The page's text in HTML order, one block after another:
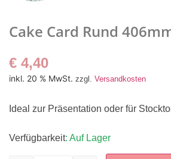
Cake Card Rund
€ 4,40
inkl. 20 % MwSt. zzgl. Versandkosten
Ideal zur Präsentation oder für
Verfügbarkeit: Auf Lager